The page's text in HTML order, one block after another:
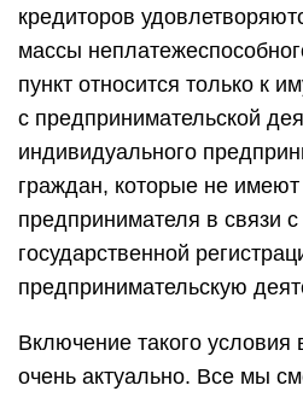
кредиторов
массы
пункт относится только к
с предпринимательской
индивидуального
граждан, которые не имеют
предпринимателя в связи с
государственной
предпринимательскую
Включение такого условия
очень актуально. Все мы